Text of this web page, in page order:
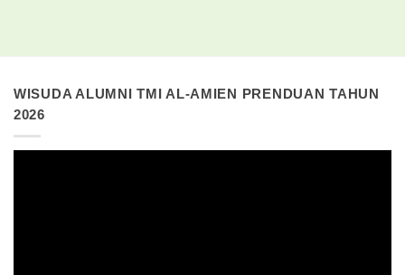
WISUDA ALUMNI TMI AL-AMIEN PRENDUAN TAHUN
2026